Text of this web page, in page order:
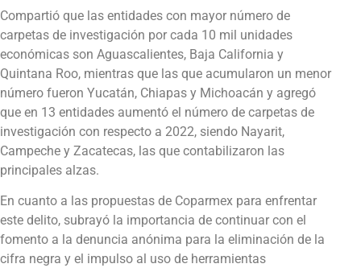
Compartió que las entidades con mayor número de
carpetas de investigación por cada 10 mil unidades
económicas son Aguascalientes, Baja California y
Quintana Roo, mientras que las que acumularon un menor
número fueron Yucatán, Chiapas y Michoacán y agregó
que en 13 entidades aumentó el número de carpetas de
investigación con respecto a 2022, siendo Nayarit,
Campeche y Zacatecas, las que contabilizaron las
principales alzas.
En cuanto a las propuestas de Coparmex para enfrentar
este delito, subrayó la importancia de continuar con el
fomento a la denuncia anónima para la eliminación de la
cifra negra y el impulso al uso de herramientas